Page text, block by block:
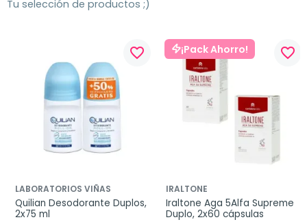
Tu selección de productos ;)
favorite_border
LABORATORIOS VIÑAS
Quilian Desodorante Duplos,
2x75 ml
¡Pack Ahorro! favorite_border
IRALTONE
Iraltone Aga 5Alfa Supreme
Duplo, 2x60 cápsulas